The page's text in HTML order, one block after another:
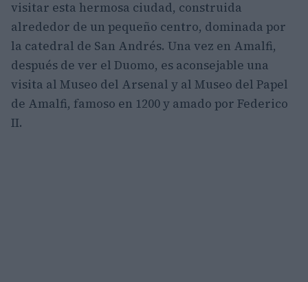
visitar esta hermosa ciudad, construida
alrededor de un pequeño centro, dominada por
la catedral de San Andrés. Una vez en Amalfi,
después de ver el Duomo, es aconsejable una
visita al Museo del Arsenal y al Museo del Papel
de Amalfi, famoso en 1200 y amado por Federico
II.